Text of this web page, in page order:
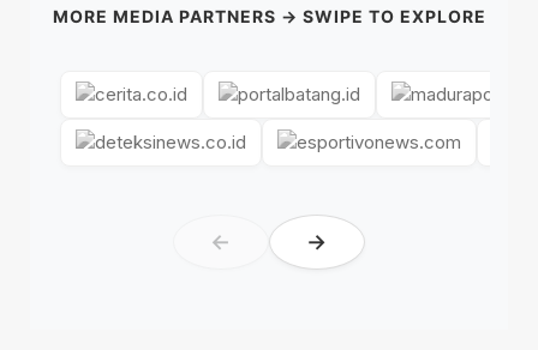
MORE MEDIA PARTNERS → SWIPE TO EXPLORE
← →